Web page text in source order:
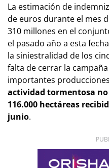
La estimación de
de euros durante el mes
310 millones en el
el pasado año a esta
la siniestralidad de los
falta de cerrar la
importantes
actividad tormentosa
116.000 hectáreas
junio.